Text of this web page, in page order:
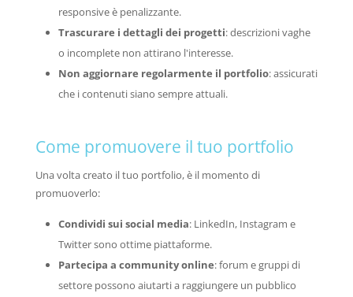
responsive è penalizzante.
Trascurare i dettagli dei progetti: descrizioni vaghe
o incomplete non attirano l'interesse.
Non aggiornare regolarmente il portfolio: assicurati
che i contenuti siano sempre attuali.
Come promuovere il tuo portfolio
Una volta creato il tuo portfolio, è il momento di
promuoverlo:
Condividi sui social media: LinkedIn, Instagram e
Twitter sono ottime piattaforme.
Partecipa a community online: forum e gruppi di
settore possono aiutarti a raggiungere un pubblico